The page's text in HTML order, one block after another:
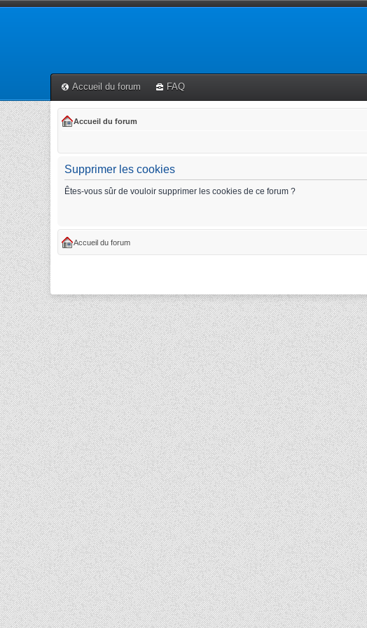
Accueil du forum FAQ
Accueil du forum
Supprimer les cookies
Êtes-vous sûr de vouloir supprimer les cookies de ce forum ?
Accueil du forum